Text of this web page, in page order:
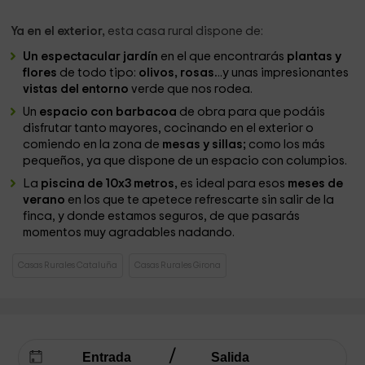
Ya en el exterior, esta casa rural dispone de:
Un espectacular jardín en el que encontrarás plantas y
flores de todo tipo: olivos, rosas...y unas impresionantes
vistas del entorno verde que nos rodea.
Un espacio con barbacoa de obra para que podáis
disfrutar tanto mayores, cocinando en el exterior o
comiendo en la zona de mesas y sillas; como los más
pequeños, ya que dispone de un espacio con columpios.
La piscina de 10x3 metros, es ideal para esos meses de
verano en los que te apetece refrescarte sin salir de la
finca, y donde estamos seguros, de que pasarás
momentos muy agradables nadando.
Casas Rurales Cataluña Casas Rurales Girona